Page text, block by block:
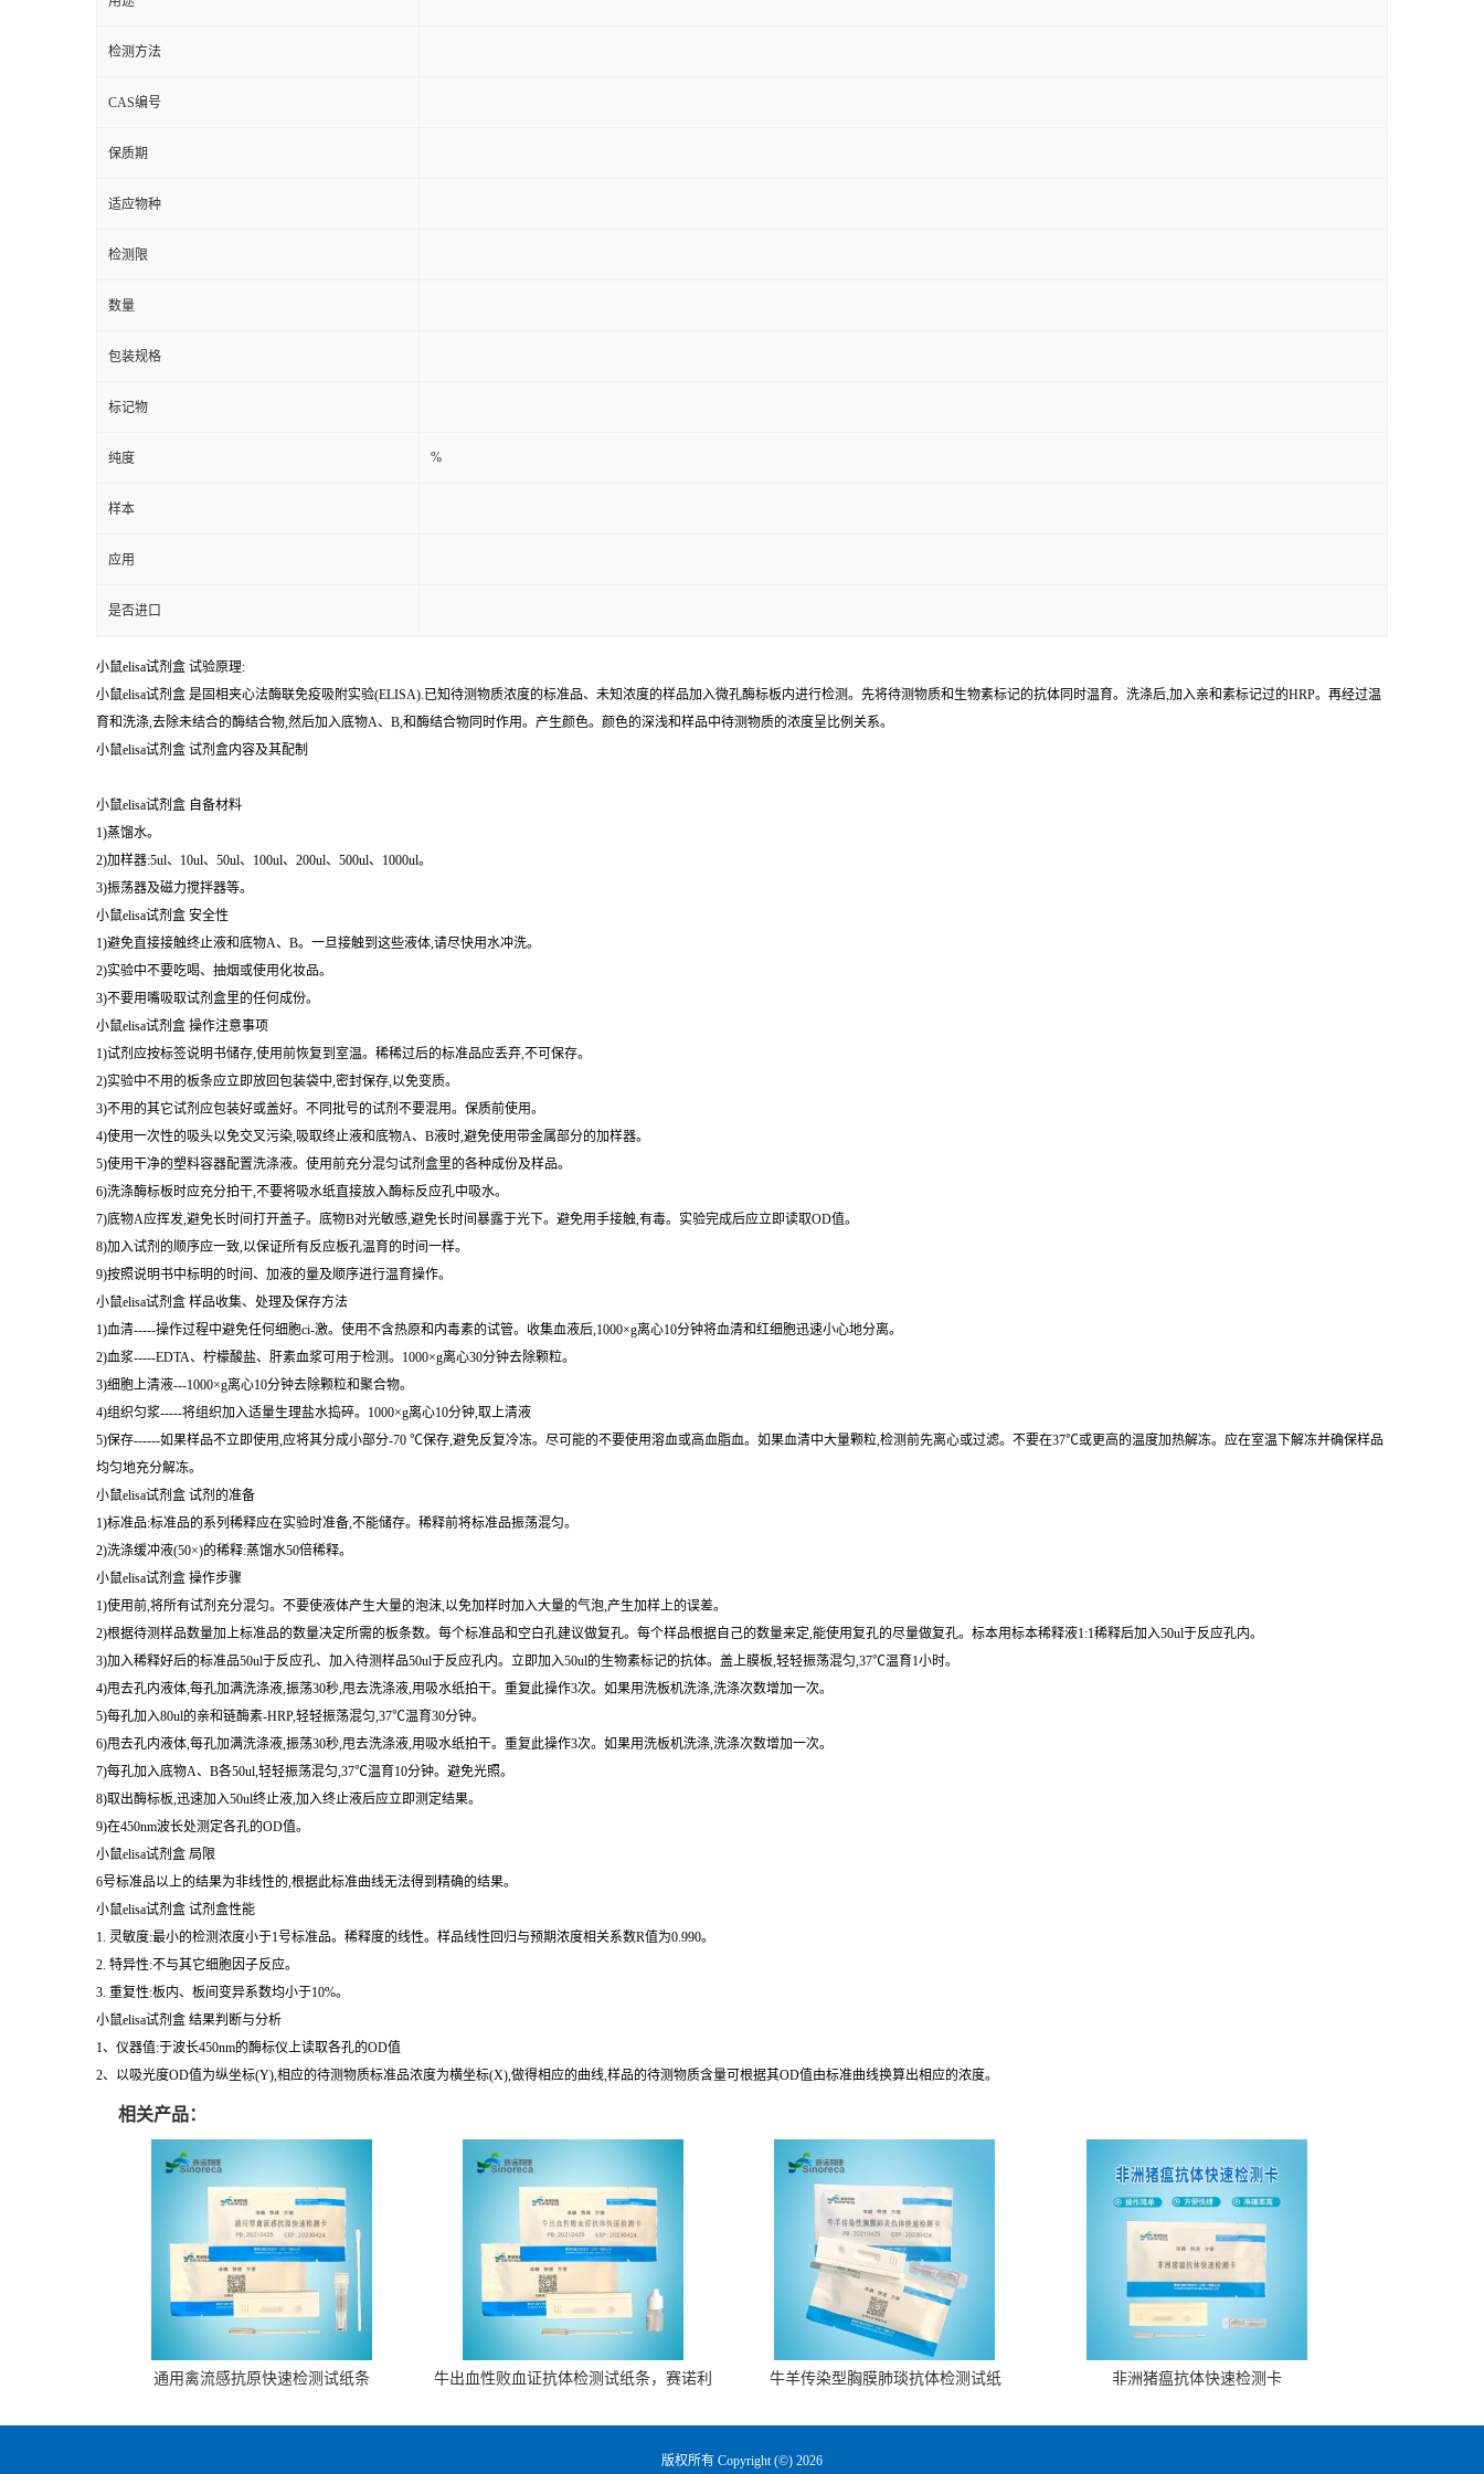
用途
检测方法
CAS编号
保质期
适应物种
检测限
数量
包装规格
标记物
纯度
样本
应用
是否进口
小鼠elisa试剂盒 试验原理:
小鼠elisa试剂盒 是固相夹心法酶联免疫吸附实验(ELISA).已知待测物质浓度的标准品、未知浓度的样品加入微孔酶标板内进行检测。先将待测物质和生物素标记的抗体同时温育。洗涤后,加入亲和素标记过的HRP。再经过温
小鼠elisa试剂盒 试剂盒内容及其配制
小鼠elisa试剂盒 自备材料
1)蒸馏水。
2)加样器:5ul、10ul、50ul、100ul、200ul、500ul、1000ul。
3)振荡器及磁力搅拌器等。
小鼠elisa试剂盒 安全性
1)避免直接接触终止液和底物A、B。一旦接触到这些液体,请尽快用水冲洗。
2)实验中不要吃喝、抽烟或使用化妆品。
3)不要用嘴吸取试剂盒里的任何成份。
小鼠elisa试剂盒 操作注意事项
1)试剂应按标签说明书储存,使用前恢复到室温。稀稀过后的标准品应丢弃,不可保存。
2)实验中不用的板条应立即放回包装袋中,密封保存,以免变质。
3)不用的其它试剂应包装好或盖好。不同批号的试剂不要混用。保质前使用。
4)使用一次性的吸头以免交叉污染,吸取终止液和底物A、B液时,避免使用带金属部分的加样器。
5)使用干净的塑料容器配置洗涤液。使用前充分混匀试剂盒里的各种成份及样品。
6)洗涤酶标板时应充分拍干,不要将吸水纸直接放入酶标反应孔中吸水。
7)底物A应挥发,避免长时间打开盖子。底物B对光敏感,避免长时间暴露于光下。避免用手接触,有毒。实验完成后应立即读取OD值。
8)加入试剂的顺序应一致,以保证所有反应板孔温育的时间一样。
9)按照说明书中标明的时间、加液的量及顺序进行温育操作。
小鼠elisa试剂盒 样品收集、处理及保存方法
1)血清-----操作过程中避免任何细胞ci-激。使用不含热原和内毒素的试管。收集血液后,1000×g离心10分钟将血清和红细胞迅速小心地分离。
2)血浆-----EDTA、柠檬酸盐、肝素血浆可用于检测。1000×g离心30分钟去除颗粒。
3)细胞上清液---1000×g离心10分钟去除颗粒和聚合物。
4)组织匀浆-----将组织加入适量生理盐水捣碎。1000×g离心10分钟,取上清液
5)保存------如果样品不立即使用,应将其分成小部分-70 ℃保存,避免反复冷冻。尽可能的不要使用溶血或高血脂血。如果血清中大量颗粒,检测前先离心或过滤。不要在37℃或更高的温度加热解冻。应在室温下解冻并确保样品
均匀地充分解冻。
小鼠elisa试剂盒 试剂的准备
1)标准品:标准品的系列稀释应在实验时准备,不能储存。稀释前将标准品振荡混匀。
2)洗涤缓冲液(50×)的稀释:蒸馏水50倍稀释。
小鼠elisa试剂盒 操作步骤
1)使用前,将所有试剂充分混匀。不要使液体产生大量的泡沫,以免加样时加入大量的气泡,产生加样上的误差。
2)根据待测样品数量加上标准品的数量决定所需的板条数。每个标准品和空白孔建议做复孔。每个样品根据自己的数量来定,能使用复孔的尽量做复孔。标本用标本稀释液1:1稀释后加入50ul于反应孔内。
3)加入稀释好后的标准品50ul于反应孔、加入待测样品50ul于反应孔内。立即加入50ul的生物素标记的抗体。盖上膜板,轻轻振荡混匀,37℃温育1小时。
4)甩去孔内液体,每孔加满洗涤液,振荡30秒,甩去洗涤液,用吸水纸拍干。重复此操作3次。如果用洗板机洗涤,洗涤次数增加一次。
5)每孔加入80ul的亲和链酶素-HRP,轻轻振荡混匀,37℃温育30分钟。
6)甩去孔内液体,每孔加满洗涤液,振荡30秒,甩去洗涤液,用吸水纸拍干。重复此操作3次。如果用洗板机洗涤,洗涤次数增加一次。
7)每孔加入底物A、B各50ul,轻轻振荡混匀,37℃温育10分钟。避免光照。
8)取出酶标板,迅速加入50ul终止液,加入终止液后应立即测定结果。
9)在450nm波长处测定各孔的OD值。
小鼠elisa试剂盒 局限
6号标准品以上的结果为非线性的,根据此标准曲线无法得到精确的结果。
小鼠elisa试剂盒 试剂盒性能
1. 灵敏度:最小的检测浓度小于1号标准品。稀释度的线性。样品线性回归与预期浓度相关系数R值为0.990。
2. 特异性:不与其它细胞因子反应。
3. 重复性:板内、板间变异系数均小于10%。
小鼠elisa试剂盒 结果判断与分析
2、以吸光度OD值为纵坐标(Y),相应的待测物质标准品浓度为横坐标(X),做得相应的曲线,样品的待测物质含量可根据其OD值由标准曲线换算出相应的浓度。
相关产品：
通用禽流感抗原快速检测试纸条
牛出血性败血证抗体检测试纸条，赛诺利
牛羊传染型胸膜肺琰抗体检测试纸 非洲猪瘟抗体快速检测卡